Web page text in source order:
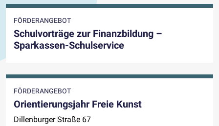
FÖRDERANGEBOT
Schulvorträge zur Finanzbildung –
Sparkassen-Schulservice
FÖRDERANGEBOT
Orientierungsjahr Freie Kunst
Dillenburger Straße 67